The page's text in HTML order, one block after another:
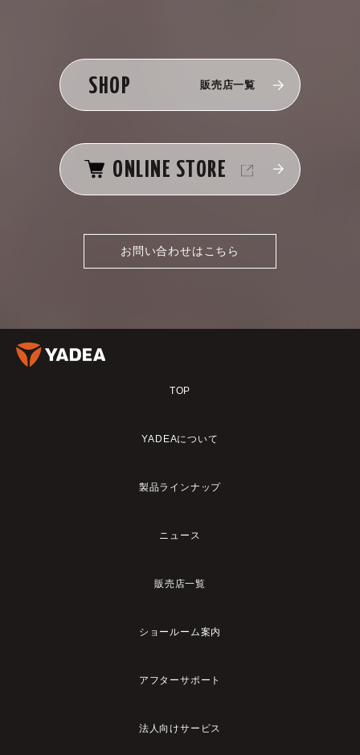
SHOP 販売店一覧
ONLINE STORE
お問い合わせはこちら
TOP
YADEAについて
製品ラインナップ
ニュース
販売店一覧
ショールーム案内
アフターサポート
法人向けサービス